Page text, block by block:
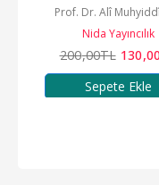
Prof. Dr. Alî
Karadâğî
Nida Yayıncılık
200,00TL 130,00
Sepete Ekle